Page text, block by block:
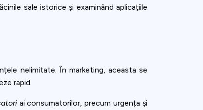
sale istorice și examinând aplicațiile
nelimitate. În marketing, aceasta se
rapid.
ai consumatorilor, precum urgența și